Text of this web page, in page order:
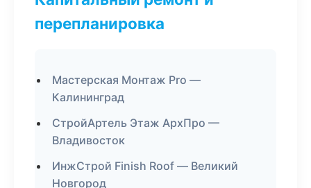
перепланировка
Мастерская Монтаж Pro —
Калининград
СтройАртель Этаж АрхПро —
Владивосток
ИнжСтрой Finish Roof — Великий
Новгород